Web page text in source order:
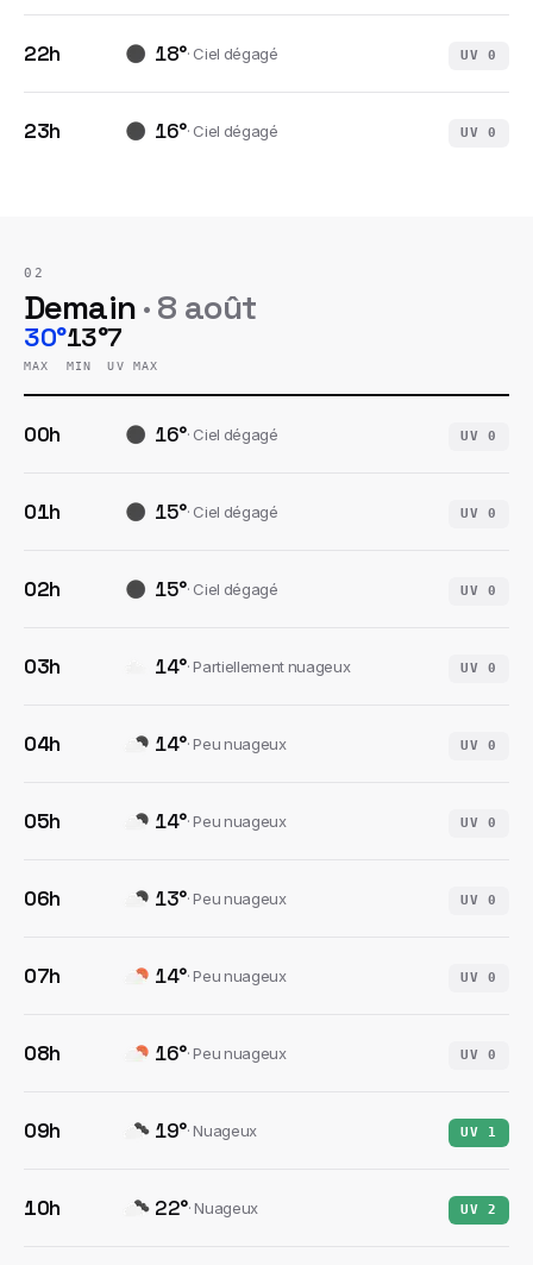
22h 18°· Ciel dégagé UV0
23h 16°· Ciel dégagé UV0
02
Demain·8 août
30°
MAX
13°
MIN
7
UV MAX
00h 16°· Ciel dégagé UV0
01h 15°· Ciel dégagé UV0
02h 15°· Ciel dégagé UV0
03h 14°·Partiellement nuageux UV0
04h 14°·Peu nuageux UV0
05h 14°·Peu nuageux UV0
06h 13°·Peu nuageux UV0
07h 14°·Peu nuageux UV0
08h 16°·Peu nuageux UV0
09h 19°·Nuageux UV 1
10h 22°·Nuageux UV2